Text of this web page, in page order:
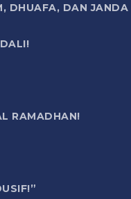
DHUAFA, DAN
RAMADHAN!